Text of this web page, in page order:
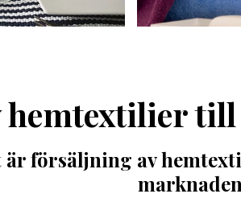
är försäljning av
marknaden